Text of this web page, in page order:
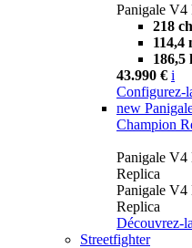
Panigale V4
218 ch
114,4
186,5
43.990 € i
Configurez-
new
Champion
Panigale V4
Replica
Panigale V4
Replica
Découvrez-la
Streetfighter